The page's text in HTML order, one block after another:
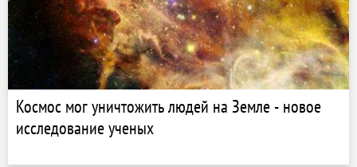
Космос мог уничтожить людей на Земле - новое
исследование ученых